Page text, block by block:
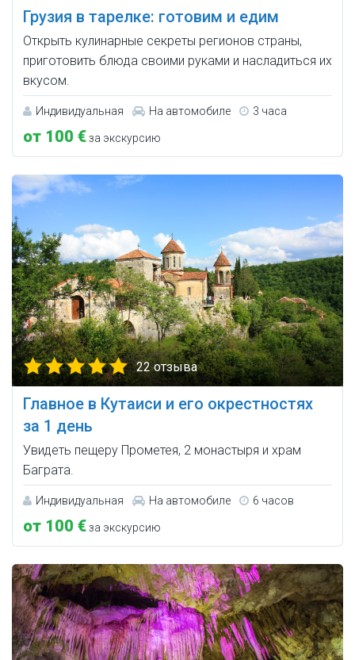
Грузия в тарелке: готовим и едим
Открыть кулинарные секреты регионов страны,
приготовить блюда своими руками и насладиться их
вкусом.
Индивидуальная На автомобиле 3 часа
от 100 €за экскурсию
22 отзыва
Главное в Кутаиси и его окрестностях
за 1 день
Увидеть пещеру Прометея, 2 монастыря и храм
Баграта.
Индивидуальная На автомобиле 6 часов
от 100 €за экскурсию